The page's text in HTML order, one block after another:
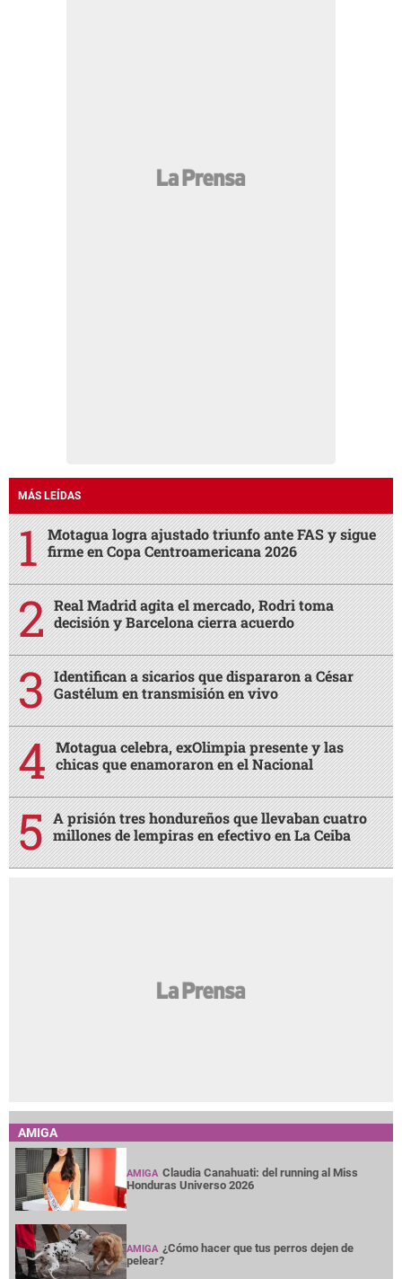
MÁS LEÍDAS
Motagua logra ajustado triunfo ante FAS y sigue
firme en Copa Centroamericana 2026
Real Madrid agita el mercado, Rodri toma
decisión y Barcelona cierra acuerdo
Identifican a sicarios que dispararon a César
Gastélum en transmisión en vivo
Motagua celebra, exOlimpia presente y las
chicas que enamoraron en el Nacional
A prisión tres hondureños que llevaban cuatro
millones de lempiras en efectivo en La Ceiba
AMIGA
AMIGA Claudia Canahuati: del running al Miss
Honduras Universo 2026
AMIGA ¿Cómo hacer que tus perros dejen de
pelear?